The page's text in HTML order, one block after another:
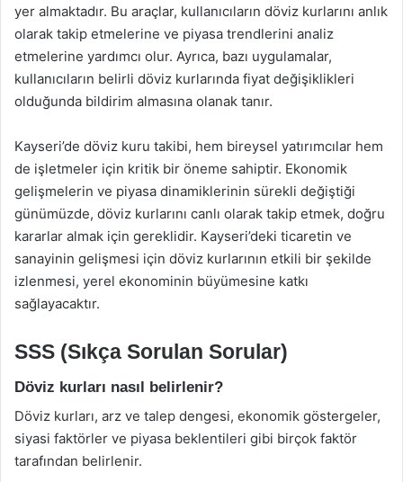
yer almaktadır. Bu araçlar, kullanıcıların döviz kurlarını anlık
olarak takip etmelerine ve piyasa trendlerini analiz
etmelerine yardımcı olur. Ayrıca, bazı uygulamalar,
kullanıcıların belirli döviz kurlarında fiyat değişiklikleri
olduğunda bildirim almasına olanak tanır.
Kayseri’de döviz kuru takibi, hem bireysel yatırımcılar hem
de işletmeler için kritik bir öneme sahiptir. Ekonomik
gelişmelerin ve piyasa dinamiklerinin sürekli değiştiği
günümüzde, döviz kurlarını canlı olarak takip etmek, doğru
kararlar almak için gereklidir. Kayseri’deki ticaretin ve
sanayinin gelişmesi için döviz kurlarının etkili bir şekilde
izlenmesi, yerel ekonominin büyümesine katkı
sağlayacaktır.
SSS (Sıkça Sorulan Sorular)
Döviz kurları nasıl belirlenir?
Döviz kurları, arz ve talep dengesi, ekonomik göstergeler,
siyasi faktörler ve piyasa beklentileri gibi birçok faktör
tarafından belirlenir.